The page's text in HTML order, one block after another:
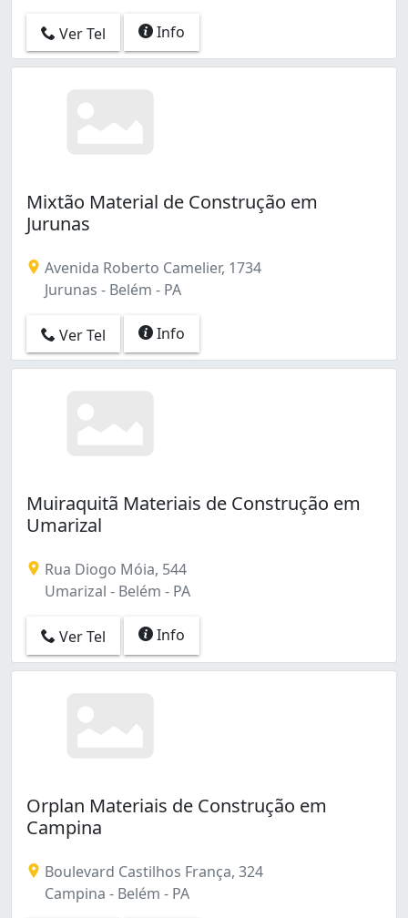
Ver Tel Info
Mixtão Material de Construção em
Jurunas
Avenida Roberto Camelier, 1734
Jurunas - Belém - PA
Ver Tel Info
Muiraquitã Materiais de Construção em
Umarizal
Rua Diogo Móia, 544
Umarizal - Belém - PA
Ver Tel Info
Orplan Materiais de Construção em
Campina
Boulevard Castilhos França, 324
Campina - Belém - PA